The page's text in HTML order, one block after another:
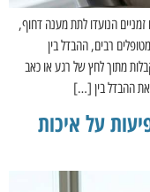
הנועדו לתת מענה דחוף,
רבים, ההבדל בין
מתוך לחץ של רגע או כאב
את ההבדל בין […]
על איכות